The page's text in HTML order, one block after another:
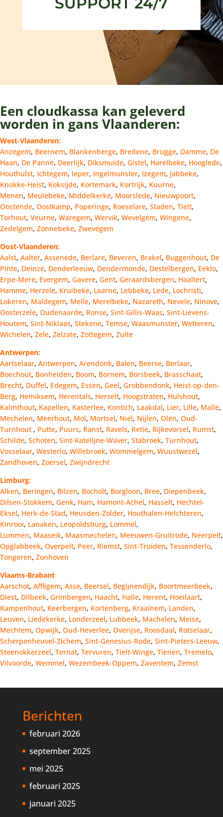
Een cloudkassa kan geleverd
worden in gans Vlaanderen:
West-Vlaanderen:
Anzegem, Beernem, Blankenberge, Bredene, Brugge, Damme, De
Haan, De Panne, Deerlijk, Diksmuide, Gistel, Harelbeke, Hooglede,
Houthulst, Ichtegem, Ieper, Ingelmunster, Izegem, Jabbeke,
Knokke-Heist, Koksijde, Kortemark, Kortrijk, Kuurne,
Menen, Meulebeke, Middelkerke, Moorslede, Nieuwpoort,
Oostende, Oostkamp, Poperinge, Roeselare, Staden, Tielt,
Torhout, Veurne, Waregem, Wervik, Wevelgem, Wingene,
Zedelgem, Zonnebeke, Zwevegem
Oost-Vlaanderen:
Aalst, Aalter, Assenede, Berlare, Beveren, Brakel, Buggenhout, De
Pinte, Deinze, Denderleeuw, Dendermonde, Destelbergen, Eeklo,
Erpe-Mere, Evergem, Gavere, Gent, Geraardsbergen, Haaltert,
Hamme, Herzele, Kruibeke, Laarne, Lebbeke, Lede, Lochristi,
Lokeren, Maldegem, Melle, Merelbeke, Nazareth, Nevele, Ninove,
Oosterzele, Oudenaarde, Ronse, Sint-Gillis-Waas, Sint-Lievens-
Houtem, Sint-Niklaas, Stekene, Temse, Waasmunster, Wetteren,
Wichelen, Zele, Zelzate, Zottegem, Zulte
Antwerpen:
Aartselaar, Antwerpen, Arendonk, Balen, Beerse, Berlaar,
Boechout, Bonheiden, Boom, Bornem, Borsbeek, Brasschaat,
Brecht, Duffel, Edegem, Essen, Geel, Grobbendonk, Heist-op-den-
Berg, Hemiksem, Herentals, Herselt, Hoogstraten, Hulshout,
Kalmthout, Kapellen, Kasterlee, Kontich, Laakdal, Lier, Lille, Malle,
Mechelen, Meerhout, Mol, Mortsel, Niel, Nijlen, Olen, Oud-
Turnhout , Putte, Puurs, Ranst, Ravels, Retie, Rijkevorsel, Rumst,
Schilde, Schoten, Sint-Katelijne-Waver, Stabroek, Turnhout,
Vosselaar, Westerlo, Willebroek, Wommelgem, Wuustwezel,
Zandhoven, Zoersel, Zwijndrecht
Limburg:
Alken, Beringen, Bilzen, Bocholt, Borgloon, Bree, Diepenbeek,
Dilsen-Stokkem, Genk, Ham, Hamont-Achel, Hasselt, Hechtel-
Eksel, Herk-de-Stad, Heusden-Zolder, Houthalen-Helchteren,
Kinrooi, Lanaken, Leopoldsburg, Lommel,
Lummen, Maaseik, Maasmechelen, Meeuwen-Gruitrode, Neerpelt,
Opglabbeek, Overpelt, Peer, Riemst, Sint-Truiden, Tessenderlo,
Tongeren, Zonhoven
Vlaams-Brabant
Aarschot, Affligem, Asse, Beersel, Begijnendijk, Boortmeerbeek,
Diest, Dilbeek, Grimbergen, Haacht, Halle, Herent, Hoeilaart,
Kampenhout, Keerbergen, Kortenberg, Kraainem, Landen,
Leuven, Liedekerke, Londerzeel, Lubbeek, Machelen, Meise,
Mechtem, Opwijk, Oud-Heverlee, Overijse, Roosdaal, Rotselaar,
Scherpenheuvel-Zichem, Sint-Genesius-Rode, Sint-Pieters-Leeuw,
Steenokkerzeel, Ternat, Tervuren, Tielt-Winge, Tienen, Tremelo,
Vilvoorde, Wemmel, Wezembeek-Oppem, Zaventem, Zemst
Berichten
februari 2026
september 2025
mei 2025
februari 2025
januari 2025